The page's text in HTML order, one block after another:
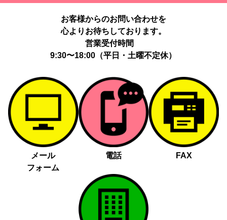
お客様からのお問い合わせを
心よりお待ちしております。
営業受付時間
9:30〜18:00（平日・土曜不定休）
メール
フォーム
電話 FAX